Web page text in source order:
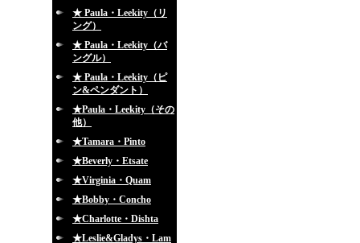
★ Paula・Leekity（リ
ング）
★ Paula・Leekity（バ
ングル）
★ Paula・Leekity（ピ
ン&ペンダント）
★Paula・Leekity（その
他）
★Tamara・Pinto
★Beverly・Etsate
★Virginia・Quam
★Bobby・Concho
★Charlotte・Dishta
★Leslie&Gladys・Lam